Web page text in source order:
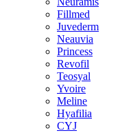
Fillmed
Juvederm
Neauvia
Princess
Revofil
Teosyal
Yvoire
Meline
Hyafilia
CYJ